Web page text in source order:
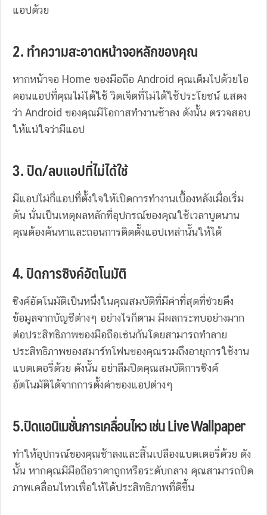
แอปด้วย
2. ทำความสะอาดหน้าจอหลักของคุณ
หากหน้าจอ Home ของมือถือ Android คุณเต็มไปด้วยไอ
คอนแอปที่คุณไม่ได้ใช้ วิดเจ็ตที่ไม่ได้ใช้ประโยชน์ แสดง
ว่า Android ของคุณมีโอกาสทำงานช้าลง ดังนั้น ตรวจสอบ
ให้แน่ใจว่ามีแอป
3. ปิด/ลบแอปที่ไม่ได้ใช้
มีแอปไม่กี่แอปที่ตั้งใจให้เปิดการทำงานเบื้องหลังเมื่อเริ่ม
ต้น นั่นเป็นเหตุผลหลักที่อุปกรณ์ของคุณใช้เวลาบูตนาน
คุณต้องค้นหาและถอนการติดตั้งแอปเหล่านั้นให้ได้
4. ปิดการซิงค์อัตโนมัติ
ซิงค์อัตโนมัติเป็นหนึ่งในคุณสมบัติที่มีค่าที่สุดที่ช่วยดึง
ข้อมูลจากบัญชีต่างๆ อย่างไรก็ตาม มีผลกระทบอย่างมาก
ต่อประสิทธิภาพของมือถือเช่นกันโดยสามารถทำลาย
ประสิทธิภาพของสมาร์ทโฟนของคุณรวมถึงอายุการใช้งาน
แบตเตอรี่ด้วย ดังนั้น อย่าลืมปิดคุณสมบัติการซิงค์
อัตโนมัติได้จากการตั้งค่าของแอปต่างๆ
5.ปิดแอนิเมชั่นการเคลื่อนไหว เช่น Live Wallpaper
ทำให้อุปกรณ์ของคุณช้าลงและสิ้นเปลืองแบตเตอรี่ด้วย ดัง
นั้น หากคุณมีมือถือราคาถูกหรือระดับกลาง คุณสามารถปิด
ภาพเคลื่อนไหวเพื่อให้ได้ประสิทธิภาพที่ดีขึ้น